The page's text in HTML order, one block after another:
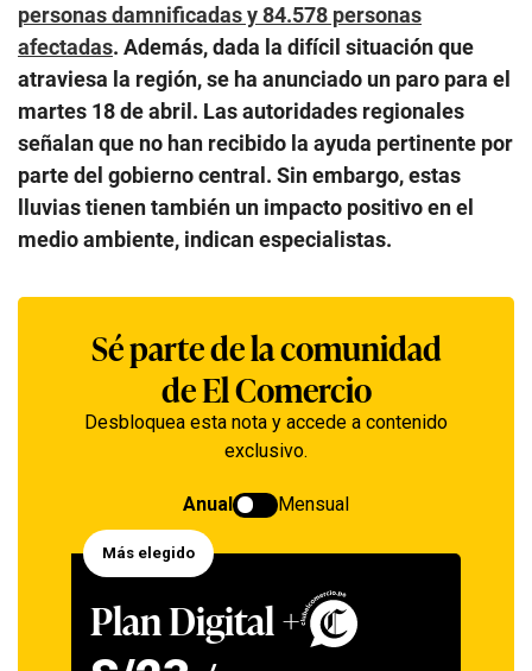
personas damnificadas y 84.578 personas
afectadas. Además, dada la difícil situación que
atraviesa la región, se ha anunciado un paro para el
martes 18 de abril. Las autoridades regionales
señalan que no han recibido la ayuda pertinente por
parte del gobierno central. Sin embargo, estas
lluvias tienen también un impacto positivo en el
medio ambiente, indican especialistas.